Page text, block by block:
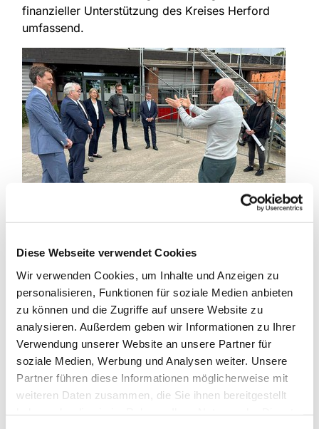
Diese Webseite verwendet Cookies
Wir verwenden Cookies, um Inhalte und Anzeigen zu
personalisieren, Funktionen für soziale Medien anbieten
zu können und die Zugriffe auf unsere Website zu
analysieren. Außerdem geben wir Informationen zu Ihrer
Verwendung unserer Website an unsere Partner für
soziale Medien, Werbung und Analysen weiter. Unsere
Partner führen diese Informationen möglicherweise mit
weiteren Daten zusammen, die Sie ihnen bereitgestellt
finanzieller Unterstützung des Kreises Herford
umfassend.
Lehrkräfte, Eltern und Schülerschaft freuen sich auf
ein neues Therapieschwimmbecken, einen neuen
Trampolinraum, ein helleres und moderneres
Raumkonzept sowie auf die Beseitigung von
Alterserscheinungen am und im Gebäude.
Nachhaltigkeit spielt bei der Modernisierung eine
große Rolle – etwa durch die energetische
Sanierung der Dächer, eine unterstützende
Wärmepumpe und eine große Photovoltaikanlage
auf dem Dach der Sporthalle.